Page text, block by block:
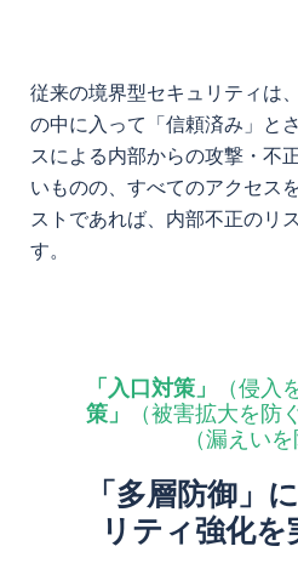
従来の境界型セキュリティは
の中に入って「信頼済み」と
スによる内部からの攻撃・不
いものの、すべてのアクセス
ストであれば、内部不正のリ
す。
「入口対策」 （侵入
策」
（被害拡大を防
（漏えいを
「多層防御」
リティ強化